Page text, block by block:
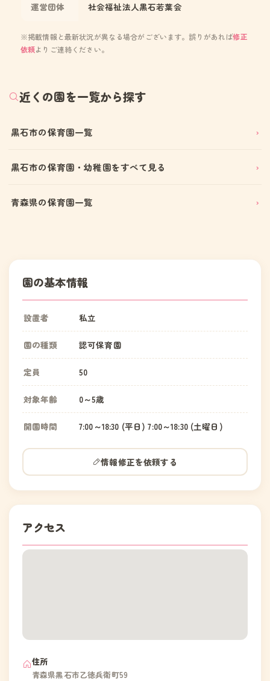
運営団体 社会福祉法人黒石若葉会
※掲載情報と最新状況が異なる場合がございます。誤りがあれば修正
依頼よりご連絡ください。
近くの園を一覧から探す
黒石市の保育園一覧
黒石市の保育園・幼稚園をすべて見る
青森県の保育園一覧
園の基本情報
設置者 私立
園の種類 認可保育園
定員 50
対象年齢 0～5歳
開園時間 7:00～18:30 (平日) 7:00～18:30 (土曜日)
情報修正を依頼する
アクセス
住所
青森県黒石市乙徳兵衛町59